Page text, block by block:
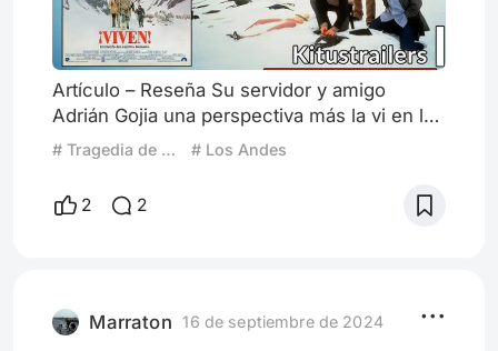
Artículo – Reseña Su servidor y amigo
Adrián Gojia una perspectiva más la vi en la
filmoteca y me la ejecute(vi) … Pocas
películas logran transformar una tragedia
real en una experiencia cinematográfica
capaz de provocar reflexión, incomodidad,
obras que no se limitan a narra
# Tragedia de Los Andes # Los Andes
2 2
Marraton 16 de septiembre de 2024